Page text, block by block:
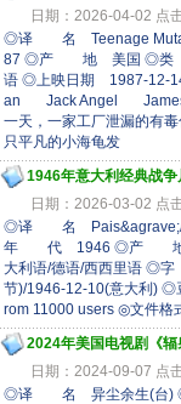
日期：2026-04-02 点
◎译 名 Teenage
87 ◎产 地 美国 ◎类
语 ◎上映日期 1987-
an Jack Angel James
一天，一家工厂泄漏的有
只平凡的小海龟发
1946年意大利经典战
日期：2026-03-02 点
◎译 名 Pais&agrave;/
年 代 1946 ◎产 地
大利语/德语/西西里语
节)/1946-12-10(意大利)
rom 11000 users ◎文件
2024年美国电视剧《
日期：2024-09-07 点
◎译 名 异尘余生(